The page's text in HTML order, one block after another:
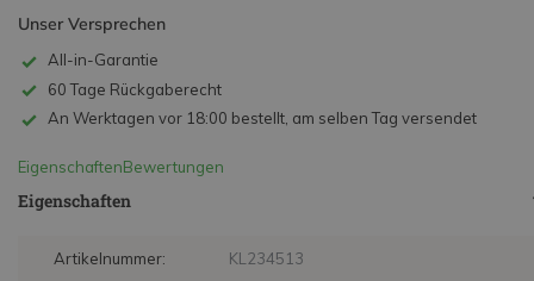
Unser Versprechen
All-in-Garantie
60 Tage Rückgaberecht
An Werktagen vor 18:00 bestellt, am selben Tag versendet
EigenschaftenBewertungen
Eigenschaften
Artikelnummer: KL234513